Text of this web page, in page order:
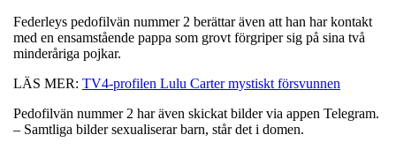
Federleys pedofilvän nummer 2 berättar även att han har kontakt
med en ensamstående pappa som grovt förgriper sig på sina två
minderåriga pojkar.
LÄS MER: TV4-profilen Lulu Carter mystiskt försvunnen
Pedofilvän nummer 2 har även skickat bilder via appen Telegram.
– Samtliga bilder sexualiserar barn, står det i domen.